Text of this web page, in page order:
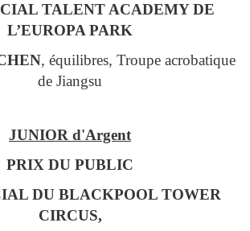
TALENT ACADEMY DE
L’EUROPA PARK
, équilibres, Troupe acrobatique
de Jiangsu
JUNIOR d'Argent
PRIX DU PUBLIC
DU BLACKPOOL TOWER
CIRCUS,